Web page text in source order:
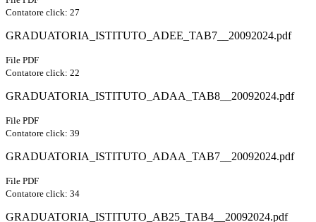
Contatore click: 27
GRADUATORIA_ISTITUTO_ADEE_TAB7__20092024.pdf
File PDF
Contatore click: 22
GRADUATORIA_ISTITUTO_ADAA_TAB8__20092024.pdf
File PDF
Contatore click: 39
GRADUATORIA_ISTITUTO_ADAA_TAB7__20092024.pdf
File PDF
Contatore click: 34
GRADUATORIA_ISTITUTO_AB25_TAB4__20092024.pdf